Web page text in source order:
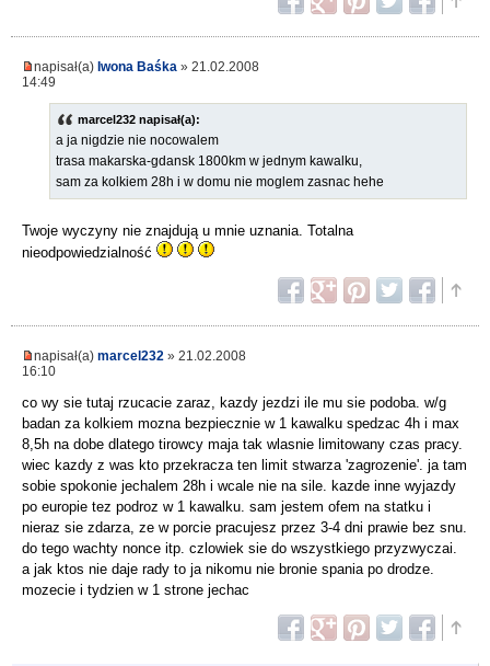
napisał(a) Iwona Baśka » 21.02.2008
14:49
marcel232 napisał(a):
a ja nigdzie nie nocowalem
trasa makarska-gdansk 1800km w jednym kawalku,
sam za kolkiem 28h i w domu nie moglem zasnac hehe
Twoje wyczyny nie znajdują u mnie uznania. Totalna
nieodpowiedzialność
napisał(a) marcel232 » 21.02.2008
16:10
co wy sie tutaj rzucacie zaraz, kazdy jezdzi ile mu sie podoba. w/g
badan za kolkiem mozna bezpiecznie w 1 kawalku spedzac 4h i max
8,5h na dobe dlatego tirowcy maja tak wlasnie limitowany czas pracy.
wiec kazdy z was kto przekracza ten limit stwarza 'zagrozenie'. ja tam
sobie spokonie jechalem 28h i wcale nie na sile. kazde inne wyjazdy
po europie tez podroz w 1 kawalku. sam jestem ofem na statku i
nieraz sie zdarza, ze w porcie pracujesz przez 3-4 dni prawie bez snu.
do tego wachty nonce itp. czlowiek sie do wszystkiego przyzwyczai.
a jak ktos nie daje rady to ja nikomu nie bronie spania po drodze.
mozecie i tydzien w 1 strone jechac